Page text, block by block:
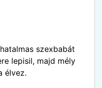
szexbabát
lepisil, majd mély
élvez.